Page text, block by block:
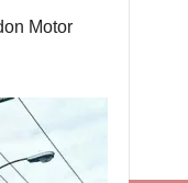
Motor